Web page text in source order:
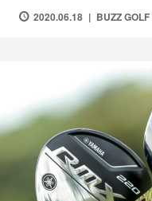
2020.06.18 BUZZ GOLF